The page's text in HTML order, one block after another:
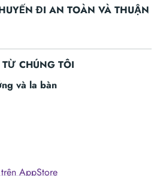
ĐI AN TOÀN VÀ THUẬN
CHÚNG TÔI
và la bàn
AppStore